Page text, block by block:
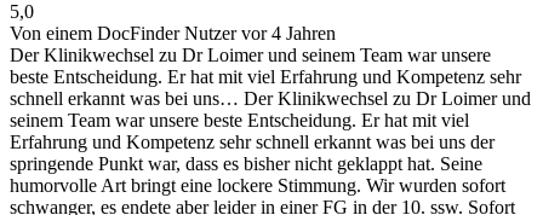
5,0
Von einem DocFinder Nutzervor 4 Jahren
Der Klinikwechsel zu Dr Loimer und seinem Team war unsere
beste Entscheidung. Er hat mit viel Erfahrung und Kompetenz sehr
schnell erkannt was bei uns… Der Klinikwechsel zu Dr Loimer und
seinem Team war unsere beste Entscheidung. Er hat mit viel
Erfahrung und Kompetenz sehr schnell erkannt was bei uns der
springende Punkt war, dass es bisher nicht geklappt hat. Seine
humorvolle Art bringt eine lockere Stimmung. Wir wurden sofort
schwanger, es endete aber leider in einer FG in der 10. ssw. Sofort